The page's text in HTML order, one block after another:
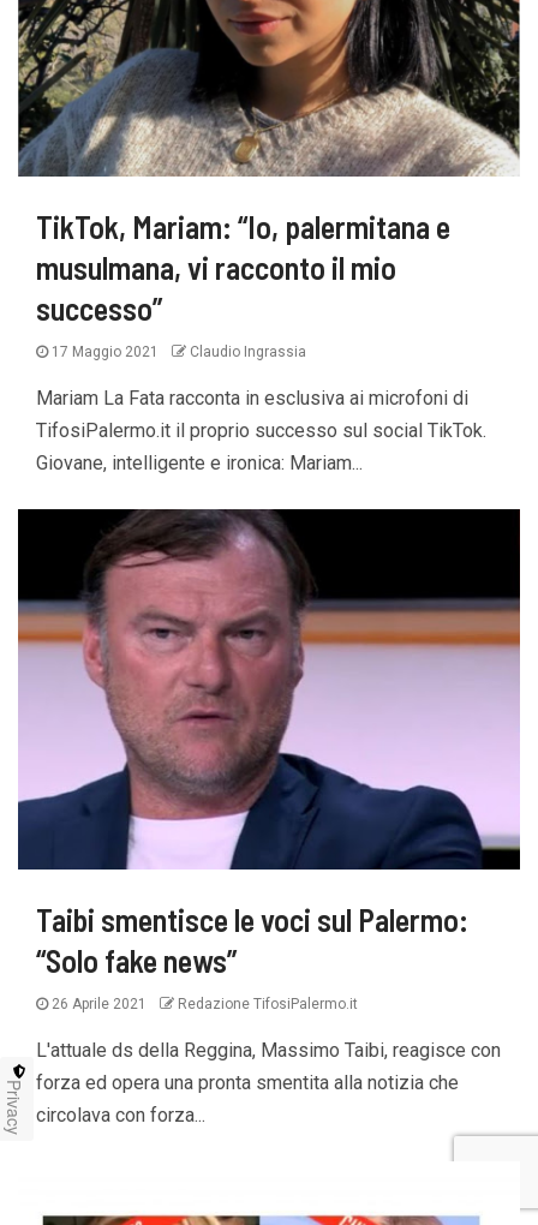
TikTok, Mariam: “Io, palermitana e
musulmana, vi racconto il mio
successo”
17 Maggio 2021 Claudio Ingrassia
Mariam La Fata racconta in esclusiva ai microfoni di
TifosiPalermo.it il proprio successo sul social TikTok.
Giovane, intelligente e ironica: Mariam...
Taibi smentisce le voci sul Palermo:
“Solo fake news”
26 Aprile 2021 Redazione TifosiPalermo.it
L'attuale ds della Reggina, Massimo Taibi, reagisce con
forza ed opera una pronta smentita alla notizia che
circolava con forza...
Privacy